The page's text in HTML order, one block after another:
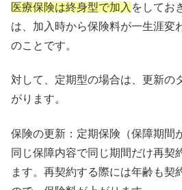
医療保険は終身型で加入 をしてお
は、加入時から保険料が一生涯変
のことです。
対して、定期型の場合は、更新の
がります。
保険の更新：定期保険（保障期間
同じ保障内容で同じ期間だけ再契
ます。再契約する際には年齢も契